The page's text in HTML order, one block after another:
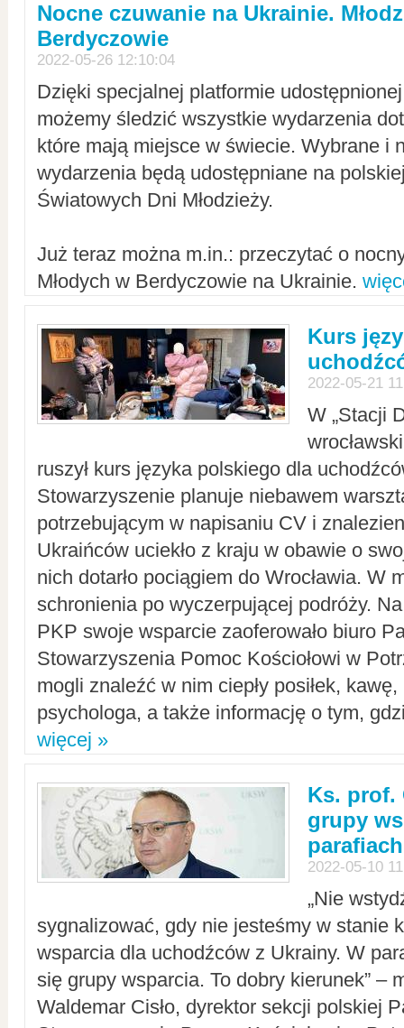
Nocne czuwanie na Ukrainie.
Berdyczowie
2022-05-26 12:10:04
Dzięki specjalnej platformie
możemy śledzić wszystkie wydarzenia
które mają miejsce w świecie. Wybrane i
wydarzenia będą udostępniane na
Światowych Dni Młodzieży.
Już teraz można m.in.: przeczytać o
Młodych w Berdyczowie na Ukrainie.
Kurs
2022-05-21
W „Stacji
ruszył kurs języka polskiego dla
Stowarzyszenie planuje niebawem
potrzebującym w napisaniu CV i
Ukraińców uciekło z kraju w obawie o
nich dotarło pociągiem do Wrocławia. W
schronienia po wyczerpującej podróży.
PKP swoje wsparcie zaoferowało biuro
Stowarzyszenia Pomoc Kościołowi w
mogli znaleźć w nim ciepły posiłek,
psychologa, a także informację o tym,
więcej »
Ks. prof.
grupy
parafiach
2022-05-10
„Nie
sygnalizować, gdy nie jesteśmy w stanie
wsparcia dla uchodźców z Ukrainy. W
się grupy wsparcia. To dobry kierunek” –
Waldemar Cisło, dyrektor sekcji polskiej